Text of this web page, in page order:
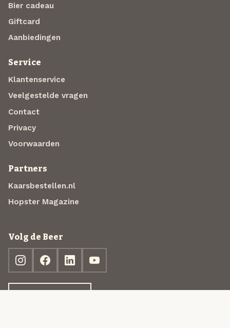
Bier cadeau
Giftcard
Aanbiedingen
Service
Klantenservice
Veelgestelde vragen
Contact
Privacy
Voorwaarden
Partners
Kaarsbestellen.nl
Hopster Magazine
Volg de Beer